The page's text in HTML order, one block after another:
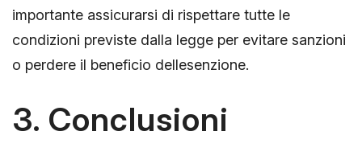
importante assicurarsi di rispettare tutte le
condizioni previste dalla legge per evitare sanzioni
o perdere il beneficio dellesenzione.
3. Conclusioni